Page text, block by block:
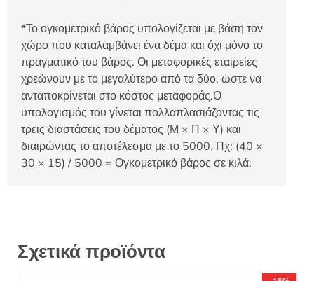
*Το ογκομετρικό βάρος υπολογίζεται με βάση τον
χώρο που καταλαμβάνει ένα δέμα και όχι μόνο το
πραγματικό του βάρος. Οι μεταφορικές εταιρείες
χρεώνουν με το μεγαλύτερο από τα δύο, ώστε να
ανταποκρίνεται στο κόστος μεταφοράς.Ο
υπολογισμός του γίνεται πολλαπλασιάζοντας τις
τρεις διαστάσεις του δέματος (Μ × Π × Υ) και
διαιρώντας το αποτέλεσμα με το 5000. Πχ: (40 ×
30 × 15) / 5000 = Ογκομετρικό βάρος σε κιλά.
Σχετικά προϊόντα